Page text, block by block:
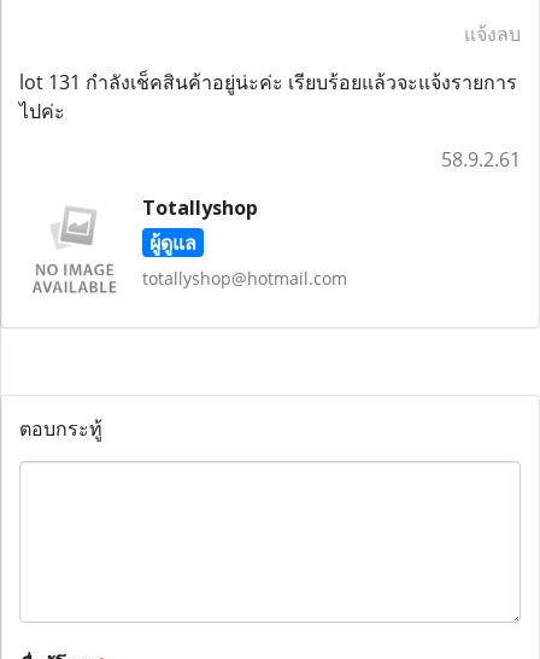
แจ้งลบ
lot 131 กำลังเช็คสินค้าอยู่น่ะค่ะ เรียบร้อยแล้วจะแจ้งรายการ
ไปค่ะ
58.9.2.61
Totallyshop
ผู้ดูแล
totallyshop@hotmail.com
ตอบกระทู้